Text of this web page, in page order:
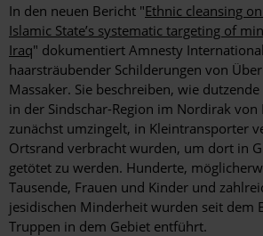
In den neuen Bericht "Ethnic cleansing
Islamic State’s systematic targeting of
Iraq" dokumentiert Amnesty
haarsträubender Schilderungen von
Massaker. Sie beschreiben, wie
in der Sindschar-Region im Nordirak von
zunächst umzingelt, in Kleintransporter
Ortsrand verbracht wurden, um dort in
getötet zu werden. Hunderte,
Tausende, Frauen und Kinder und
jesidischen Minderheit wurden seit dem
Truppen in dem Gebiet entführt.